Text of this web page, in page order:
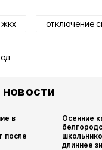
жкх отключение
в
после
Осенние
длиннее